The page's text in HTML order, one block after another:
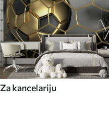
Za kancelariju